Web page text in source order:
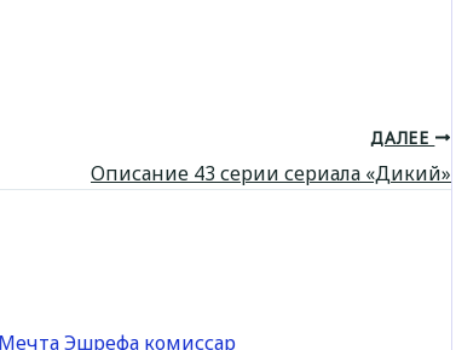
ДАЛЕЕ
Описание 43 серии сериала «Дикий»